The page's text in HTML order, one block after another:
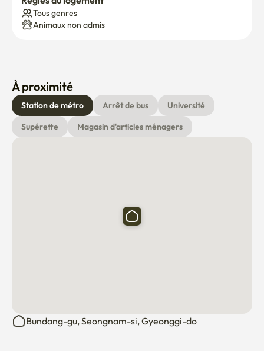
Tous genres
Animaux non admis
À proximité
Station de métro Arrêt de bus
Université
Supérette
Magasin d'articles ménagers
Bundang-gu, Seongnam-si, Gyeonggi-do